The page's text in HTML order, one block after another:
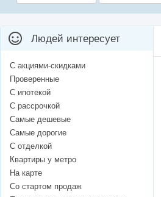
Людей интересует
С акциями-скидками
Проверенные
С ипотекой
С рассрочкой
Самые дешевые
Самые дорогие
С отделкой
Квартиры у метро
На карте
Со стартом продаж